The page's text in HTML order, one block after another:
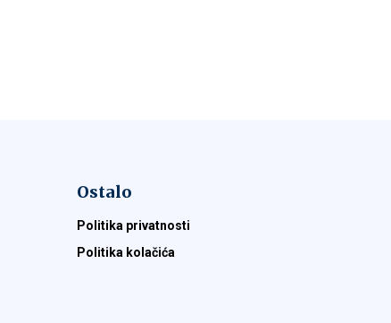
Ostalo
Politika privatnosti
Politika kolačića